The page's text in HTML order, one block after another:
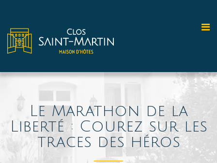
Le Marathon de la
Liberté : Courez sur les
traces des héros